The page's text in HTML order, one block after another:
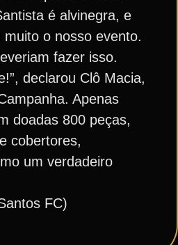
é alvinegra, e
o nosso evento.
fazer isso.
declarou Clô Macia,
Apenas
doadas 800 peças,
cobertores,
um verdadeiro
FC)